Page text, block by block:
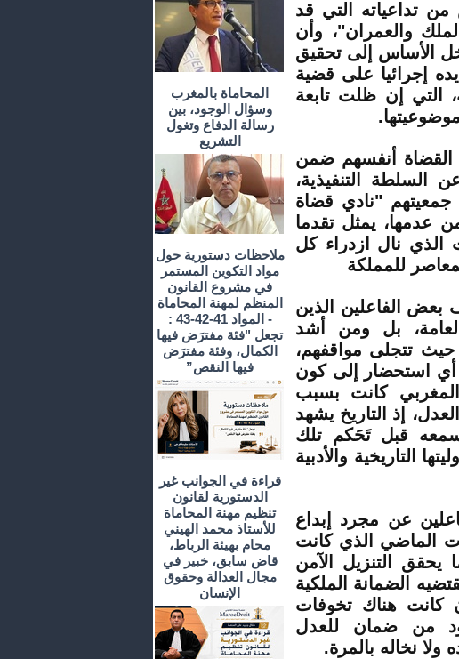
المحاماة بالمغرب
وسؤال الوجود، بين
رسالة الدفاع وتغول
التشريع
ملاحظات دستورية حول
مواد التكوين المستمر
في مشروع القانون
المنظم لمهنة المحاماة
- المواد 41-42-43 :
تجعل "فئة مفترَض فيها
الكمال، وفئة مفترَض
فيها النقص”
قراءة في الجوانب غير
الدستورية لقانون
تنظيم مهنة المحاماة
للأستاذ محمد الهيني
محام بهيئة الرباط،
قاض سابق، خبير في
مجال العدالة وحقوق
الإنسان
تداعياته التي قد
والعمران"، وأن
الأساس إلى تحقيق
إجرائيا على قضية
التي إن ظلت تابعة
.
القضاة أنفسهم ضمن
السلطة التنفيذية،
"نادي قضاة
عدمها، يمثل تقدما
نال ازدراء كل
للمملكة
الفاعلين الذين
بل ومن أشد
حيث تتجلى مواقفهم،
أي استحضار إلى كون
المغربي كانت بسبب
إذ التاريخ يشهد
قبل تَحَكم تلك
التاريخية والأدبية
عن مجرد إبداع
الماضي الذي كانت
يحقق التنزيل الآمن
الضمانة الملكية
كانت هناك تخوفات
من ضمان للعدل
نخاله بالمرة.